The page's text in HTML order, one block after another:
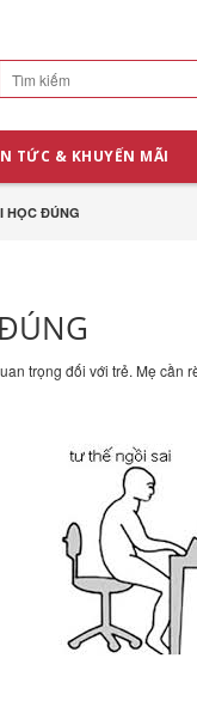
TỨC & KHUYẾN MÃI
HỌC ĐÚNG
trọng đối với trẻ. Mẹ